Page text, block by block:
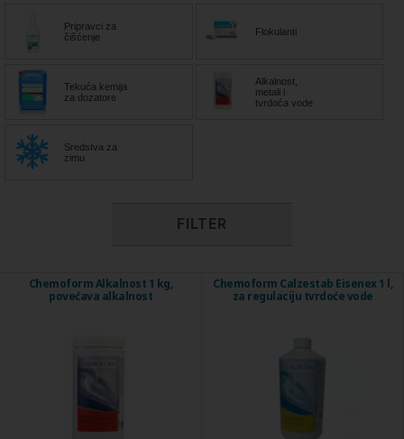
Pripravci za
čišćenje
Flokulanti
Tekuća kemija
za dozatore
Alkalnost,
metali i
tvrdoća vode
Sredstva za
zimu
FILTER
Chemoform Alkalnost 1 kg,
povećava alkalnost
Chemoform Calzestab Eisenex 1 l,
za regulaciju tvrdoće vode